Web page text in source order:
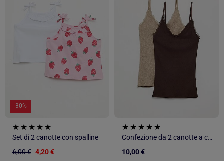
-30%
Set di 2 canotte con spalline
6,00 € 4,20 €
Confezione da 2 canotte a costine con pizzo
10,00 €